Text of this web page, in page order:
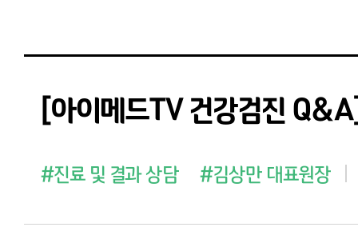
[아이메드TV 건강검진
#진료 및 결과 상담 #김상만 대표원장